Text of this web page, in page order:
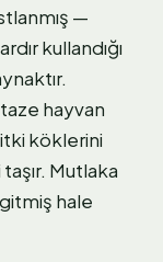
—
kullandığı
hayvan
köklerini
Mutlaka
hale